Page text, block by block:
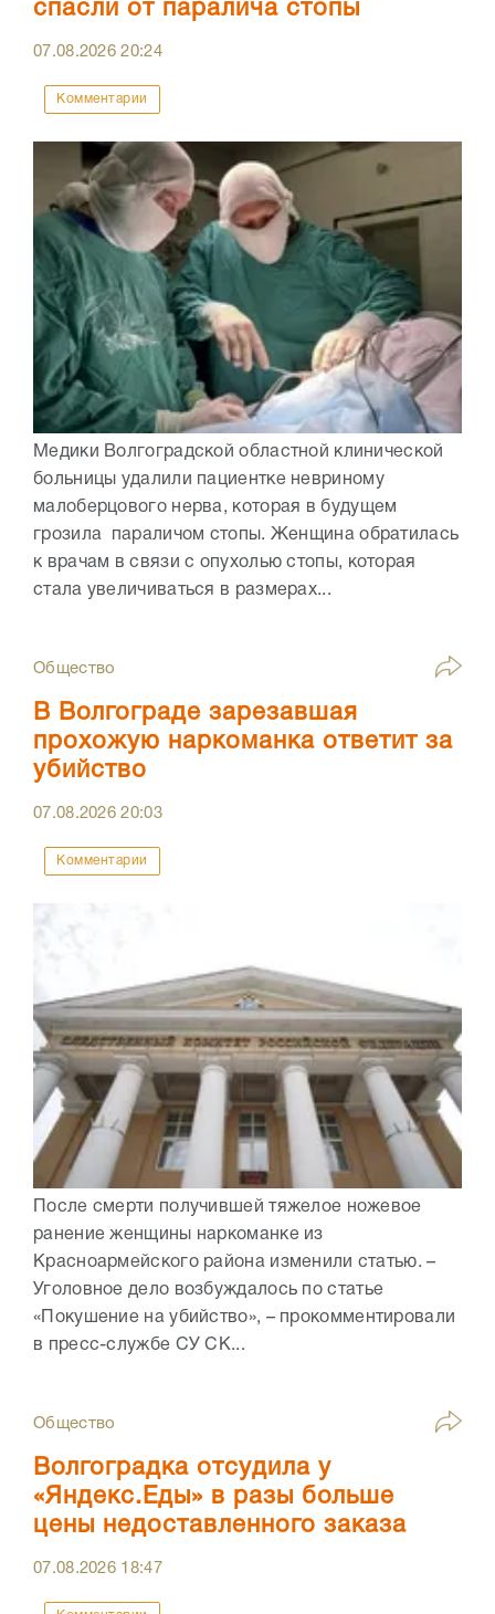
спасли от паралича стопы
07.08.202620:24
Комментарии
Медики Волгоградской областной клинической
больницы удалили пациентке невриному
малоберцового нерва, которая в будущем
грозила параличом стопы. Женщина обратилась
к врачам в связи с опухолью стопы, которая
стала увеличиваться в размерах...
Общество
В Волгограде зарезавшая
прохожую наркоманка ответит за
убийство
07.08.202620:03
Комментарии
После смерти получившей тяжелое ножевое
ранение женщины наркоманке из
Красноармейского района изменили статью. –
Уголовное дело возбуждалось по статье
«Покушение на убийство», – прокомментировали
в пресс-службе СУ СК...
Общество
Волгоградка отсудила у
«Яндекс.Еды» в разы больше
цены недоставленного заказа
07.08.2026 18:47